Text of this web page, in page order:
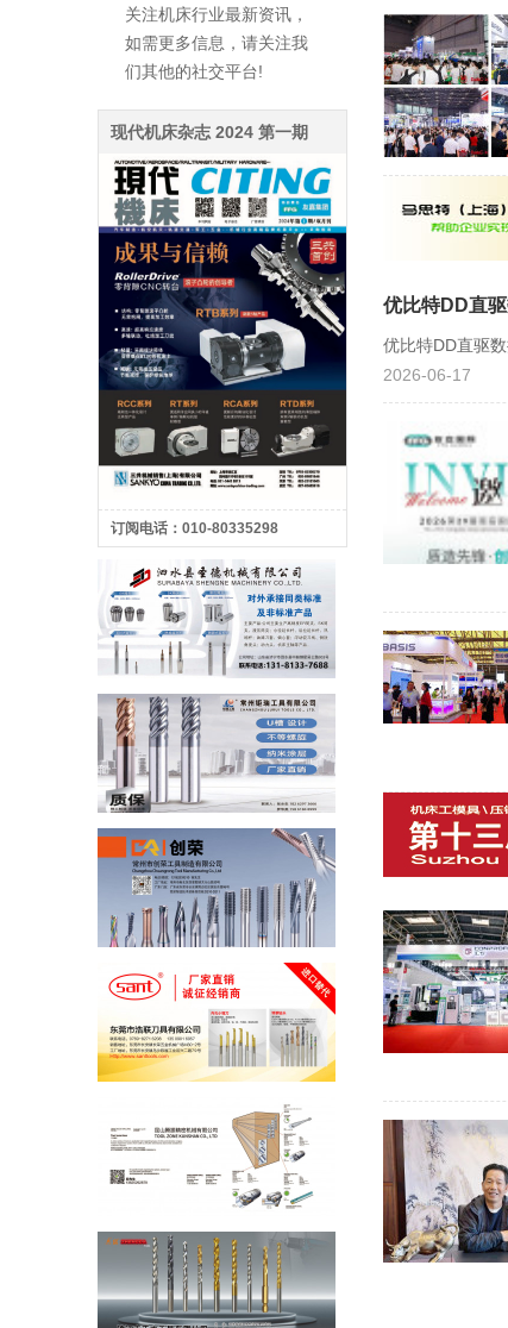
关注机床行业最新资讯，
如需更多信息，请关注我
们其他的社交平台!
现代机床杂志 2024 第一期
订阅电话：010-80335298
优比特DD直
优比特DD直驱
2026-06-17